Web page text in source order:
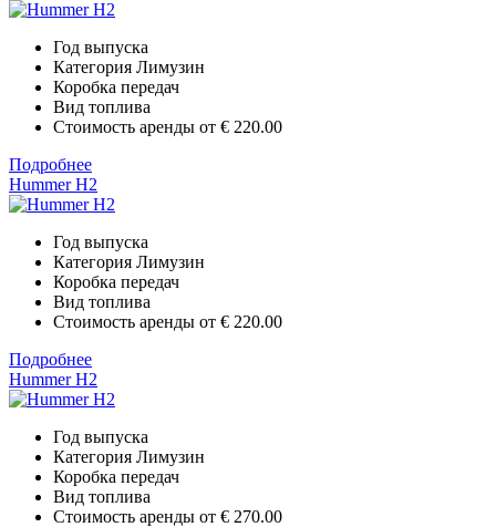
Год выпуска
Категория Лимузин
Коробка передач
Вид топлива
Стоимость аренды от € 220.00
Подробнее
Hummer H2
Год выпуска
Категория Лимузин
Коробка передач
Вид топлива
Стоимость аренды от € 220.00
Подробнее
Hummer H2
Год выпуска
Категория Лимузин
Коробка передач
Вид топлива
Стоимость аренды от € 270.00